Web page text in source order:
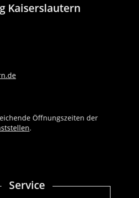
Kaiserslautern
Öffnungszeiten der
.
Service